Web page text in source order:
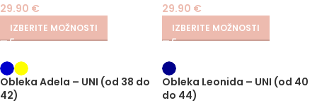
29.90 €
IZBERITE MOŽNOSTI
29.90 €
IZBERITE MOŽNOSTI
Obleka Adela – UNI (od 38 do
42)
Obleka Leonida – UNI (od 40
do 44)